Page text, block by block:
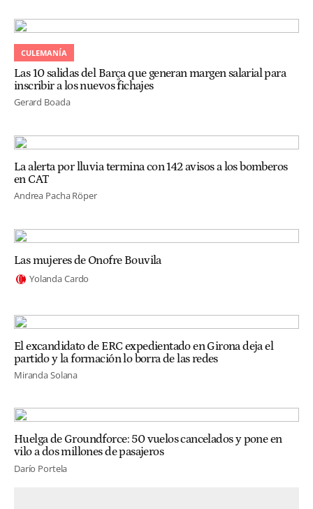
CULEMANÍA
Las 10 salidas del Barça que generan margen salarial para
inscribir a los nuevos fichajes
Gerard Boada
La alerta por lluvia termina con 142 avisos a los bomberos
en CAT
Andrea Pacha Röper
Las mujeres de Onofre Bouvila
Yolanda Cardo
El excandidato de ERC expedientado en Girona deja el
partido y la formación lo borra de las redes
Miranda Solana
Huelga de Groundforce: 50 vuelos cancelados y pone en
vilo a dos millones de pasajeros
Darío Portela